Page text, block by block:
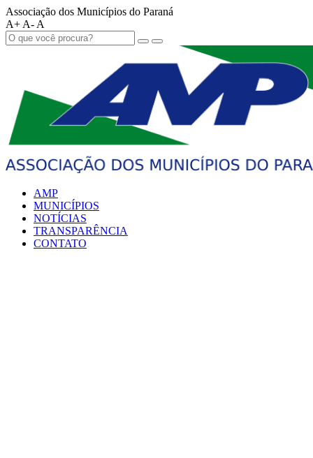
Associação dos Municípios do Paraná
A+ A- A
AMP
MUNICÍPIOS
NOTÍCIAS
TRANSPARÊNCIA
CONTATO